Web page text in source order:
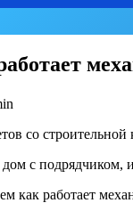
со
с подрядчиком,
как работает